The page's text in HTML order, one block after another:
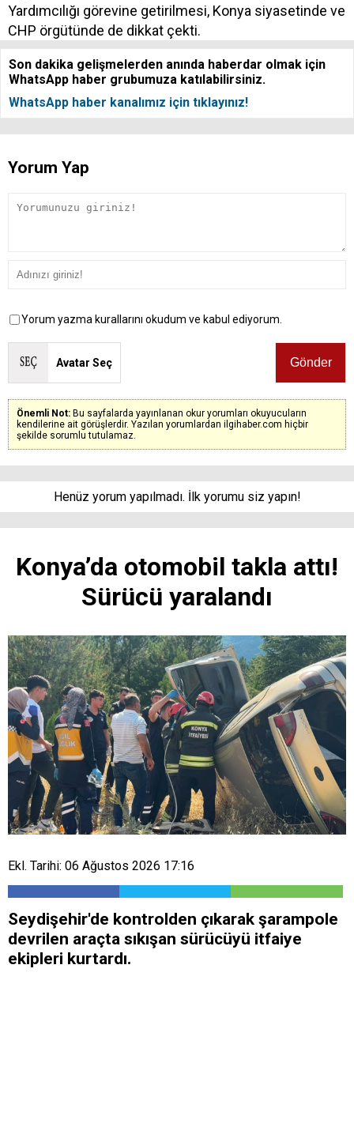
Yardımcılığı görevine getirilmesi, Konya siyasetinde ve
CHP örgütünde de dikkat çekti.
Son dakika gelişmelerden anında haberdar olmak için
WhatsApp haber grubumuza katılabilirsiniz.
WhatsApp haber kanalımız için tıklayınız!
Yorum Yap
Yorum yazma kurallarını okudum ve kabul ediyorum.
Avatar Seç
Önemli Not: Bu sayfalarda yayınlanan okur yorumları okuyucuların
kendilerine ait görüşlerdir. Yazılan yorumlardan ilgihaber.com hiçbir
şekilde sorumlu tutulamaz.
Henüz yorum yapılmadı. İlk yorumu siz yapın!
Konya’da otomobil takla attı!
Sürücü yaralandı
Ekl. Tarihi: 06 Ağustos 2026 17:16
Seydişehir'de kontrolden çıkarak şarampole
devrilen araçta sıkışan sürücüyü itfaiye
ekipleri kurtardı.